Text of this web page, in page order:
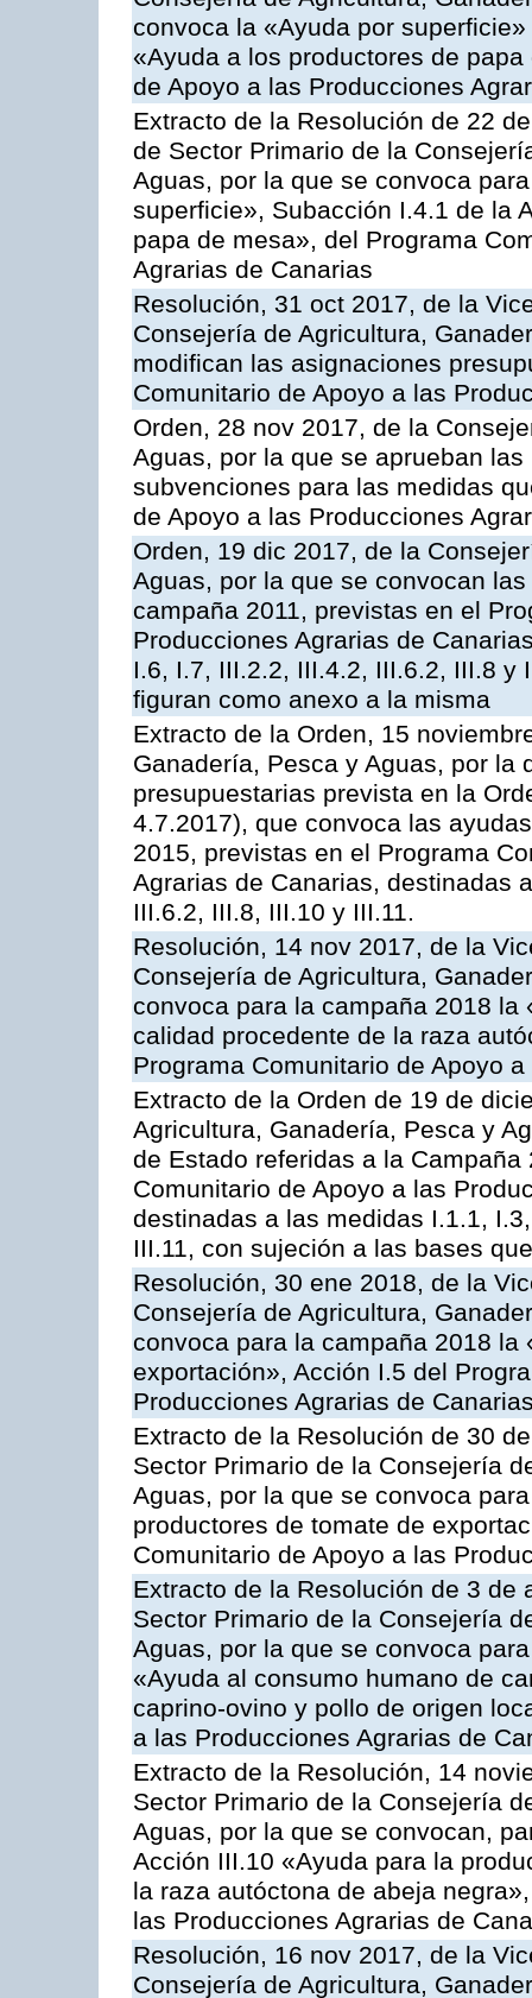
convoca la «Ayuda por
«Ayuda a los productores de
de Apoyo a las Producciones
Extracto de la Resolución de 22
de Sector Primario de la
Aguas, por la que se convoca
superficie», Subacción I.4.1 de la
papa de mesa», del Programa
Agrarias de Canarias
Resolución, 31 oct 2017, de la
Consejería de Agricultura,
modifican las asignaciones
Comunitario de Apoyo a las
Orden, 28 nov 2017, de la
Aguas, por la que se aprueban
subvenciones para las medidas
de Apoyo a las Producciones
Orden, 19 dic 2017, de la
Aguas, por la que se convocan
campaña 2011, previstas en el
Producciones Agrarias de
I.6, I.7, III.2.2, III.4.2, III.6.2, III.8 y
figuran como anexo a la misma
Extracto de la Orden, 15
Ganadería, Pesca y Aguas, por la
presupuestarias prevista en la
4.7.2017), que convoca las
2015, previstas en el Programa
Agrarias de Canarias, destinadas
III.6.2, III.8, III.10 y III.11.
Resolución, 14 nov 2017, de la
Consejería de Agricultura,
convoca para la campaña 2018
calidad procedente de la raza
Programa Comunitario de Apoyo
Extracto de la Orden de 19 de
Agricultura, Ganadería, Pesca y
de Estado referidas a la
Comunitario de Apoyo a las
destinadas a las medidas I.1.1,
III.11, con sujeción a las bases
Resolución, 30 ene 2018, de la
Consejería de Agricultura,
convoca para la campaña 2018
exportación», Acción I.5 del
Producciones Agrarias de
Extracto de la Resolución de 30
Sector Primario de la Consejería
Aguas, por la que se convoca
productores de tomate de
Comunitario de Apoyo a las
Extracto de la Resolución de 3
Sector Primario de la Consejería
Aguas, por la que se convoca
«Ayuda al consumo humano de
caprino-ovino y pollo de origen
a las Producciones Agrarias de
Extracto de la Resolución, 14
Sector Primario de la Consejería
Aguas, por la que se convocan,
Acción III.10 «Ayuda para la
la raza autóctona de abeja
las Producciones Agrarias de
Resolución, 16 nov 2017, de la
Consejería de Agricultura,